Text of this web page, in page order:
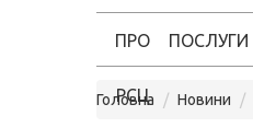
ПРО
РСЦ
ПОСЛУГИ
Головна Новини